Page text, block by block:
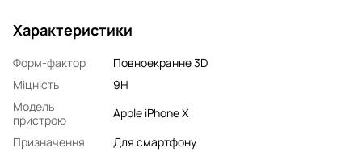
Характеристики
Форм-фактор
Повноекранне 3D
Міцність
9H
Модель
пристрою
Apple iPhone X
Призначення
Для смартфону